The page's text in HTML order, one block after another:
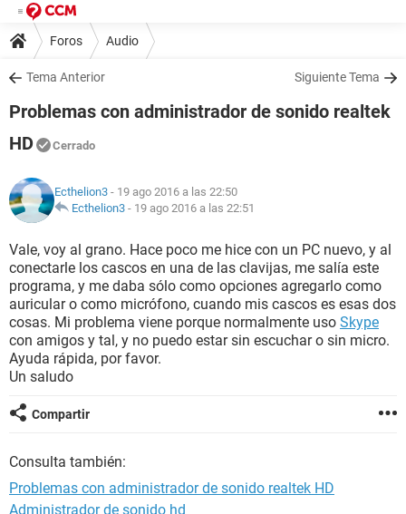
Foros Audio
Tema Anterior Siguiente Tema
Problemas con administrador de sonido realtek
HD
Cerrado
Ecthelion3 - 19 ago 2016 a las 22:50
Ecthelion3 - 19 ago 2016 a las 22:51
Vale, voy al grano. Hace poco me hice con un PC nuevo, y al
conectarle los cascos en una de las clavijas, me salía este
programa, y me daba sólo como opciones agregarlo como
auricular o como micrófono, cuando mis cascos es esas dos
cosas. Mi problema viene porque normalmente uso Skype
con amigos y tal, y no puedo estar sin escuchar o sin micro.
Ayuda rápida, por favor.
Un saludo
Compartir
Consulta también:
Problemas con administrador de sonido realtek HD
Administrador de sonido hd